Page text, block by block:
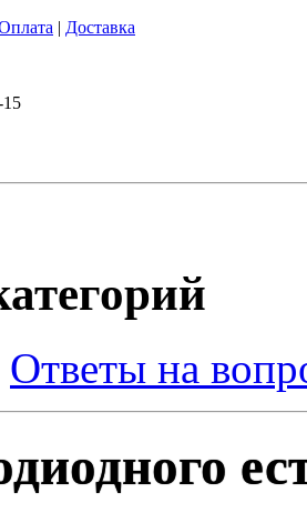
| Доставка
Ответы на